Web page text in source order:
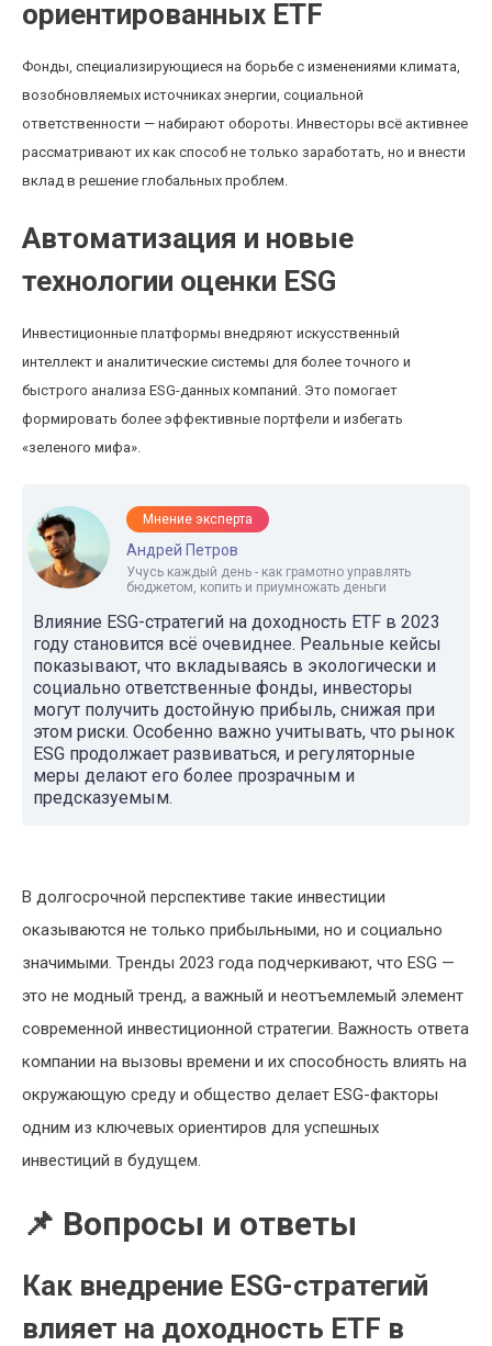
ориентированных ETF
Фонды, специализирующиеся на борьбе с изменениями климата,
возобновляемых источниках энергии, социальной
ответственности — набирают обороты. Инвесторы всё активнее
рассматривают их как способ не только заработать, но и внести
вклад в решение глобальных проблем.
Автоматизация и новые
технологии оценки ESG
Инвестиционные платформы внедряют искусственный
интеллект и аналитические системы для более точного и
быстрого анализа ESG-данных компаний. Это помогает
формировать более эффективные портфели и избегать
«зеленого мифа».
Мнение эксперта
Андрей Петров
Учусь каждый день - как грамотно управлять
бюджетом, копить и приумножать деньги
Влияние ESG-стратегий на доходность ETF в 2023
году становится всё очевиднее. Реальные кейсы
показывают, что вкладываясь в экологически и
социально ответственные фонды, инвесторы
могут получить достойную прибыль, снижая при
этом риски. Особенно важно учитывать, что рынок
ESG продолжает развиваться, и регуляторные
меры делают его более прозрачным и
предсказуемым.
В долгосрочной перспективе такие инвестиции
оказываются не только прибыльными, но и социально
значимыми. Тренды 2023 года подчеркивают, что ESG —
это не модный тренд, а важный и неотъемлемый элемент
современной инвестиционной стратегии. Важность ответа
компании на вызовы времени и их способность влиять на
окружающую среду и общество делает ESG-факторы
одним из ключевых ориентиров для успешных
инвестиций в будущем.
📌 Вопросы и ответы
Как внедрение ESG-стратегий
влияет на доходность ETF в